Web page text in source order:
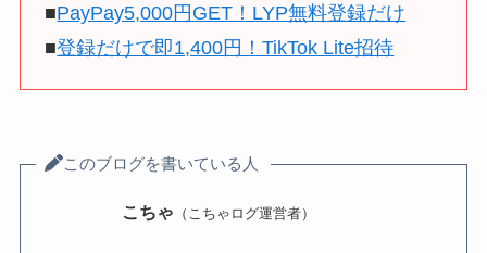
■PayPay5,000円GET！LYP無料登録だけ
■登録だけで即1,400円！TikTok Lite招待
このブログを書いている人
こちゃ （こちゃログ運営者）